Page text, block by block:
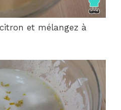
et mélangez à